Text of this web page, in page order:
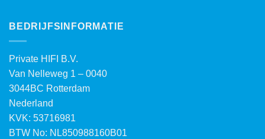
BEDRIJFSINFORMATIE
Private HIFI B.V.
Van Nelleweg 1 – 0040
3044BC Rotterdam
Nederland
KVK: 53716981
BTW No: NL850988160B01